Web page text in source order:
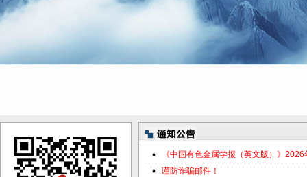
《中国有色金属学报（英文版）》
谨防诈骗邮件！